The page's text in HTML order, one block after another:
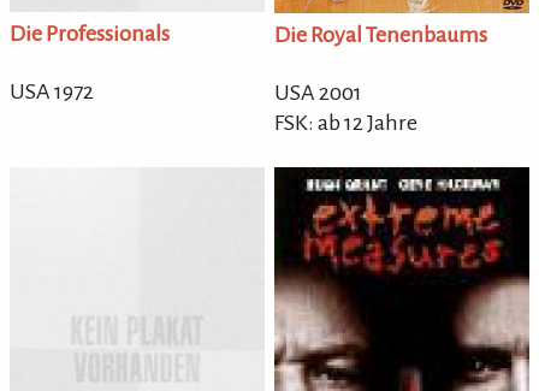
Die Professionals
USA 1972
Die Royal Tenenbaums
USA 2001
FSK: ab 12 Jahre